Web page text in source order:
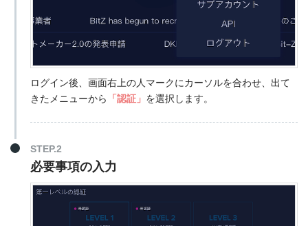
ログイン後、画面右上の人マークにカーソルを合わせ、出て
きたメニューから
「認証」 を選択します。
STEP.2
必要事項の入力